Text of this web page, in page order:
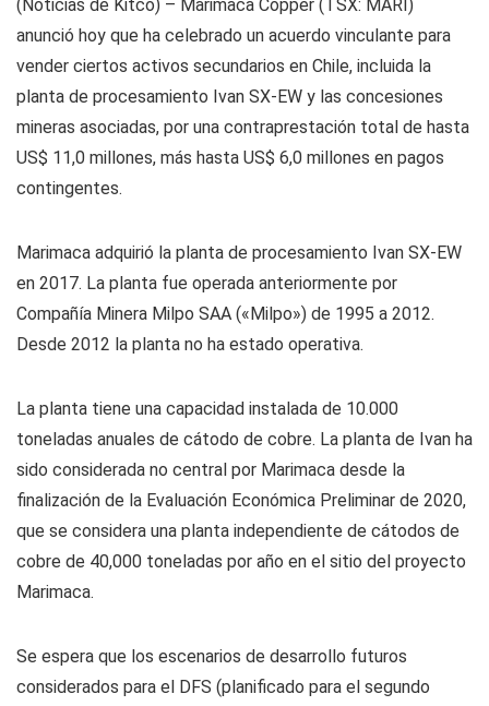
(Noticias de Kitco) – Marimaca Copper (TSX: MARI)
anunció hoy que ha celebrado un acuerdo vinculante para
vender ciertos activos secundarios en Chile, incluida la
planta de procesamiento Ivan SX-EW y las concesiones
mineras asociadas, por una contraprestación total de hasta
US$ 11,0 millones, más hasta US$ 6,0 millones en pagos
contingentes.
Marimaca adquirió la planta de procesamiento Ivan SX-EW
en 2017. La planta fue operada anteriormente por
Compañía Minera Milpo SAA («Milpo») de 1995 a 2012.
Desde 2012 la planta no ha estado operativa.
La planta tiene una capacidad instalada de 10.000
toneladas anuales de cátodo de cobre. La planta de Ivan ha
sido considerada no central por Marimaca desde la
finalización de la Evaluación Económica Preliminar de 2020,
que se considera una planta independiente de cátodos de
cobre de 40,000 toneladas por año en el sitio del proyecto
Marimaca.
Se espera que los escenarios de desarrollo futuros
considerados para el DFS (planificado para el segundo